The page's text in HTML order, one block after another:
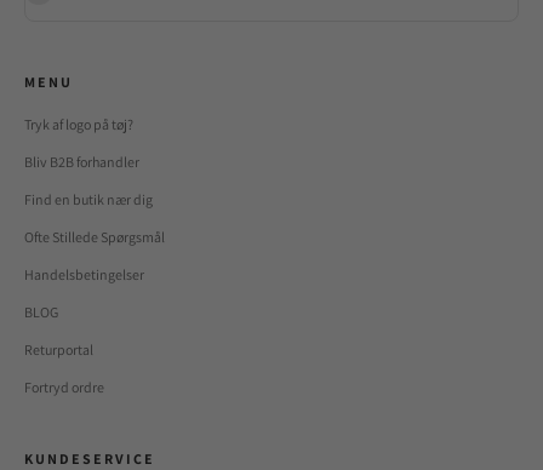
M E N U
Tryk af logo på tøj?
Bliv B2B forhandler
Find en butik nær dig
Ofte Stillede Spørgsmål
Handelsbetingelser
BLOG
Returportal
Fortryd ordre
K U N D E S E R V I C E